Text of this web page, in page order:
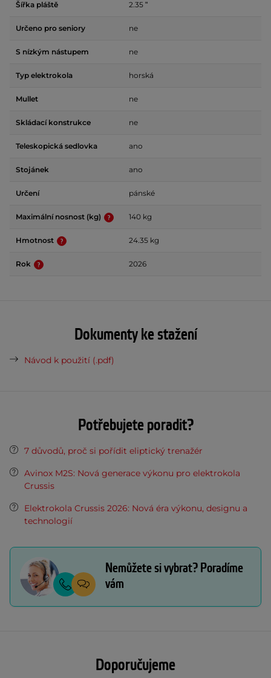
Šířka pláště 2.35 ʺ
Určeno pro seniory ne
S nízkým nástupem ne
Typ elektrokola horská
Mullet ne
Skládací konstrukce ne
Teleskopická sedlovka ano
Stojánek ano
Určení pánské
Maximální nosnost (kg) 140 kg
Hmotnost 24.35 kg
Rok 2026
Dokumenty ke stažení
Návod k použití (.pdf)
Potřebujete poradit?
7 důvodů, proč si pořídit eliptický trenažér
Avinox M2S: Nová generace výkonu pro elektrokola
Crussis
Elektrokola Crussis 2026: Nová éra výkonu, designu a
technologií
Nemůžete si vybrat? Poradíme
vám
Doporučujeme